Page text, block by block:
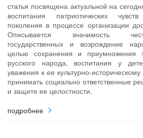
статья посвящена актуальной на
воспитания патриотических
поколения в процессе организации
Описывается значимость
государственных и возрождение
целью сохранения и приумножения
русского народа, воспитания у
уважения к ее культурно-
принимать социально ответственные
и защите ее целостности.
подробнее